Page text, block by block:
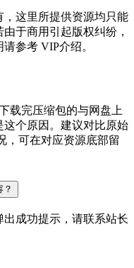
这里所提供资源均只能
于商用引起版权纠纷，
参考 VIP介绍。
载完压缩包的与网盘上
个原因。建议对比原始
，可在对应资源底部留
成功提示，请联系站长